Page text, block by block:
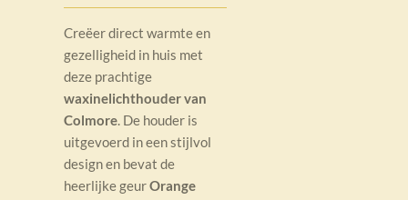
Creëer direct warmte en
gezelligheid in huis met
deze prachtige
waxinelichthouder van
Colmore. De houder is
uitgevoerd in een stijlvol
design en bevat de
heerlijke geurOrange